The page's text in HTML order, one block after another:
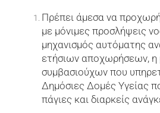
Πρέπει άμεσα να
με μόνιμες προσλήψεις
μηχανισμός αυτόματης
ετήσιων αποχωρήσεων, η
συμβασιούχων που
Δημόσιες Δομές Υγείας
πάγιες και διαρκείς